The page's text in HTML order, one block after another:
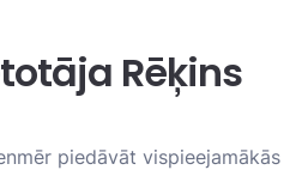
Rēķins
piedāvāt vispieejamākās